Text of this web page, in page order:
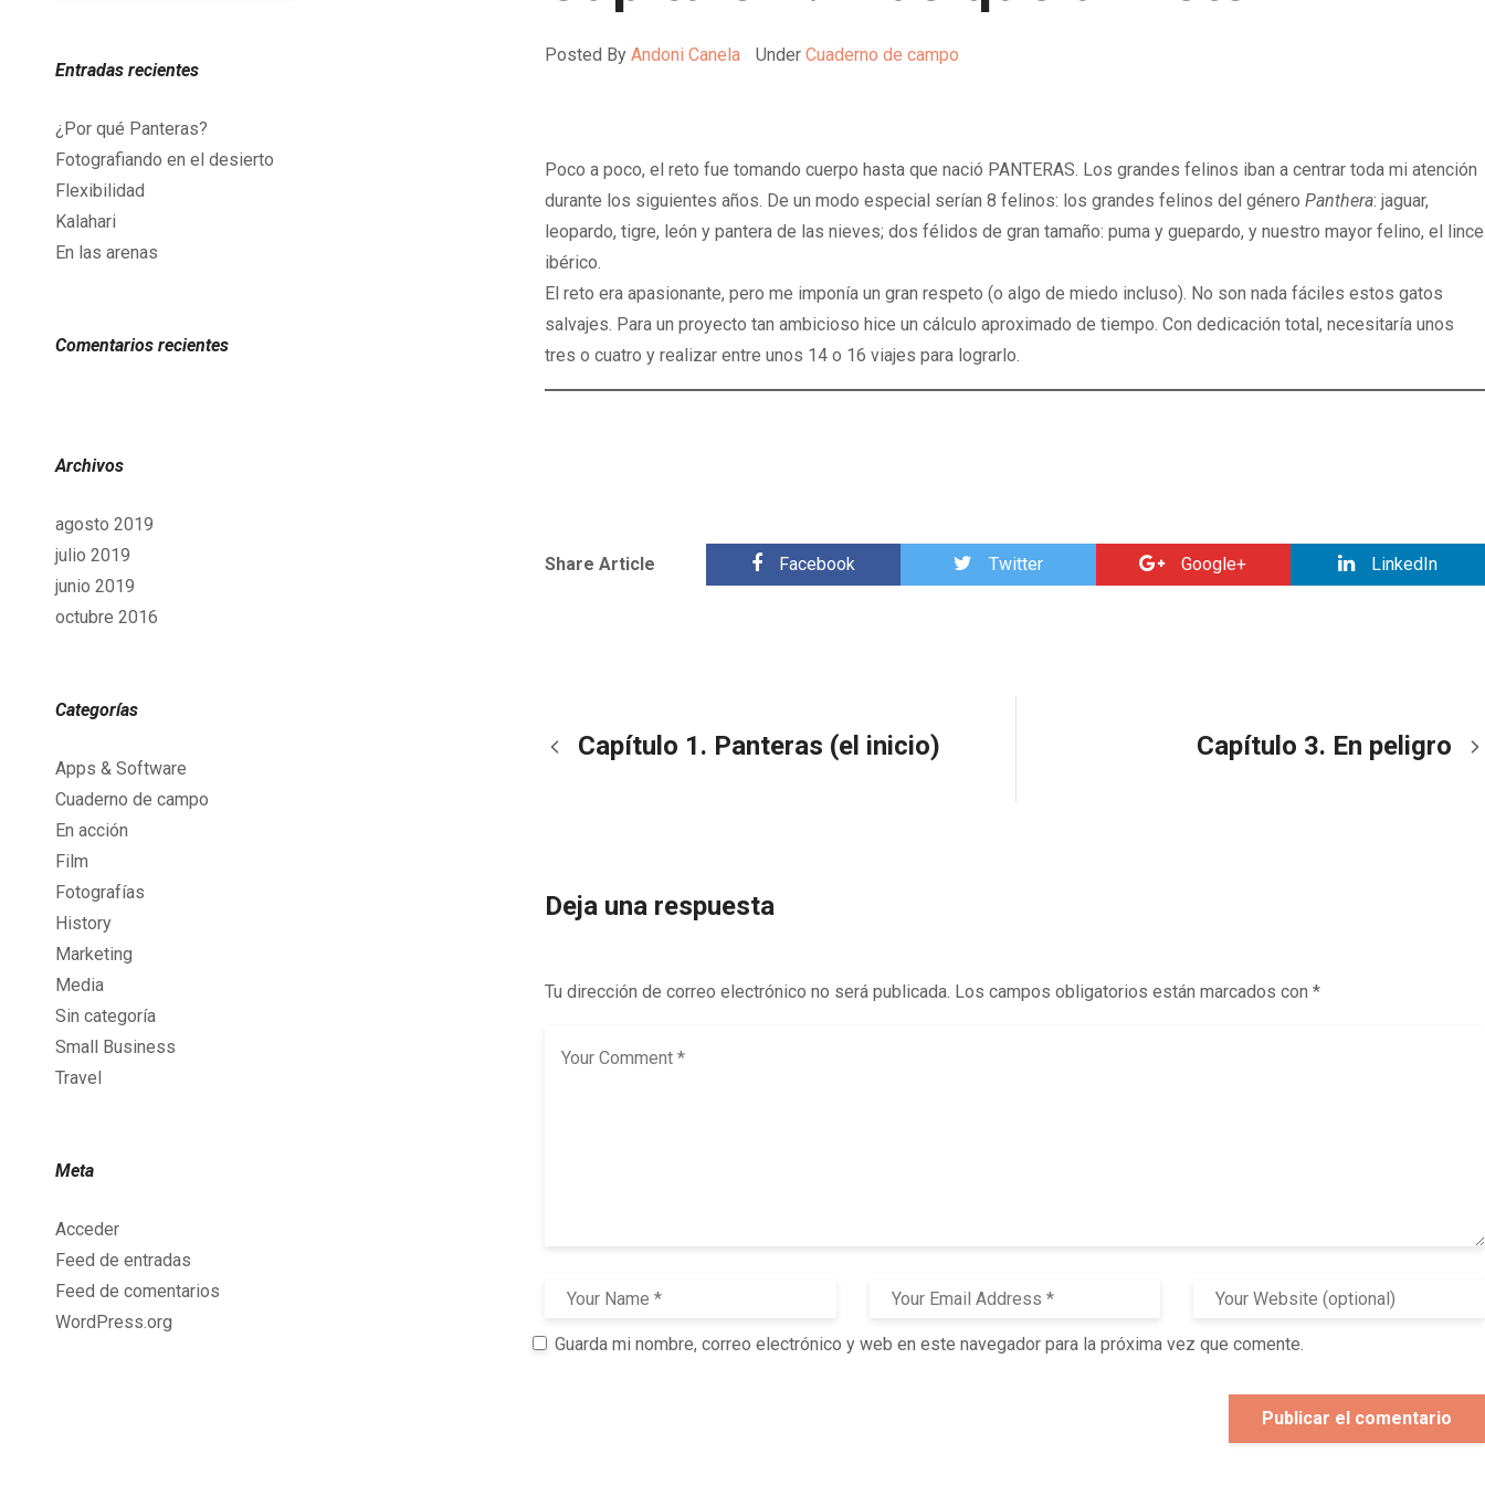
Posted By Andoni Canela Under Cuaderno de campo
Poco a poco, el reto fue tomando cuerpo hasta que nació PANTERAS. Los grandes felinos iban a centrar toda mi atención
durante los siguientes años. De un modo especial serían 8 felinos: los grandes felinos del género Panthera: jaguar,
leopardo, tigre, león y pantera de las nieves; dos félidos de gran tamaño: puma y guepardo, y nuestro mayor felino, el lince
ibérico.
El reto era apasionante, pero me imponía un gran respeto (o algo de miedo incluso). No son nada fáciles estos gatos
salvajes. Para un proyecto tan ambicioso hice un cálculo aproximado de tiempo. Con dedicación total, necesitaría unos
tres o cuatro y realizar entre unos 14 o 16 viajes para lograrlo.
Share Article Facebook Twitter Google+ LinkedIn
Capítulo 1. Panteras (el inicio) Capítulo 3. En peligro
Deja una respuesta
Tu dirección de correo electrónico no será publicada. Los campos obligatorios están marcados con *
Guarda mi nombre, correo electrónico y web en este navegador para la próxima vez que comente.
Entradas recientes
¿Por qué Panteras?
Fotografiando en el desierto
Flexibilidad
Kalahari
En las arenas
Comentarios recientes
Archivos
agosto 2019
julio 2019
junio 2019
octubre 2016
Categorías
Apps & Software
Cuaderno de campo
En acción
Film
Fotografías
History
Marketing
Media
Sin categoría
Small Business
Travel
Meta
Acceder
Feed de entradas
Feed de comentarios
WordPress.org